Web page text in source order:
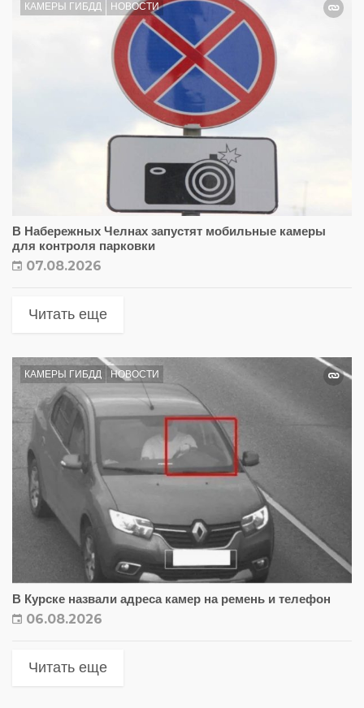
КАМЕРЫ ГИБДД НОВОСТИ
В Набережных Челнах запустят мобильные камеры
для контроля парковки
07.08.2026
Читать еще
КАМЕРЫ ГИБДД НОВОСТИ
В Курске назвали адреса камер на ремень и телефон
06.08.2026
Читать еще